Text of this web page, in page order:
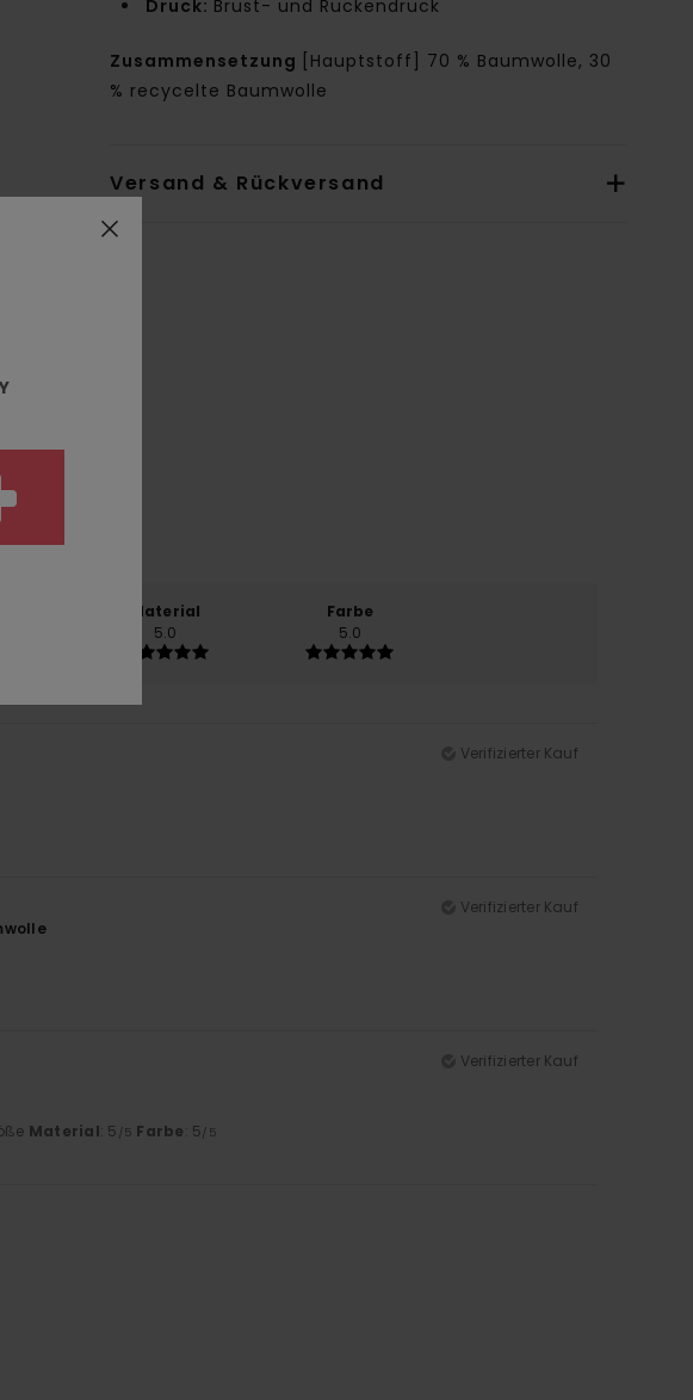
Druck: Brust- und Rückendruck
Zusammensetzung
[Hauptstoff] 70 % Baumwolle, 30
% recycelte Baumwolle
Versand & Rückversand
Produkt
Material
5.0
Farbe
5.0
Verifizierter Kauf
Verifizierter Kauf
Verifizierter Kauf
Material: 5 /5 Farbe: 5/5